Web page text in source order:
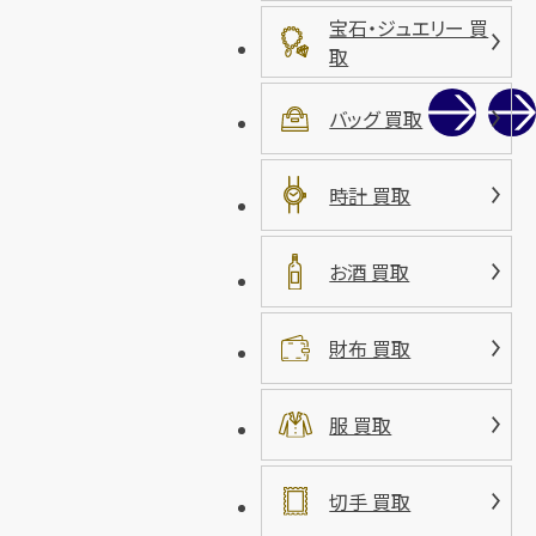
宝石・ジュエリー 買
取
バッグ 買取
時計 買取
お酒 買取
財布 買取
服 買取
切手 買取